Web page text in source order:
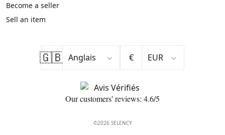
Become a seller
Sell an item
🇬🇧 €
Our customers' reviews: 4.6/5
©2026 SELENCY